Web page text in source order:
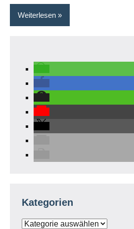
Weiterlesen
Kategorien
Kategorien